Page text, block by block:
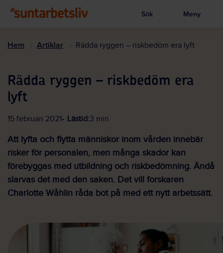
till
Visa sökruta
Sök Meny
Hem Artiklar Rädda ryggen – riskbedöm era lyft
Rädda ryggen – riskbedöm era
lyft
15 februari 2021 Lästid:3 min
Att lyfta och flytta människor inom vården innebär
risker för personalen, men många skador kan
förebyggas med utbildning och riskbedömning. Ändå
slarvas det med den saken. Det vill forskaren
Charlotte Wåhlin råda bot på med ett nytt arbetssätt.